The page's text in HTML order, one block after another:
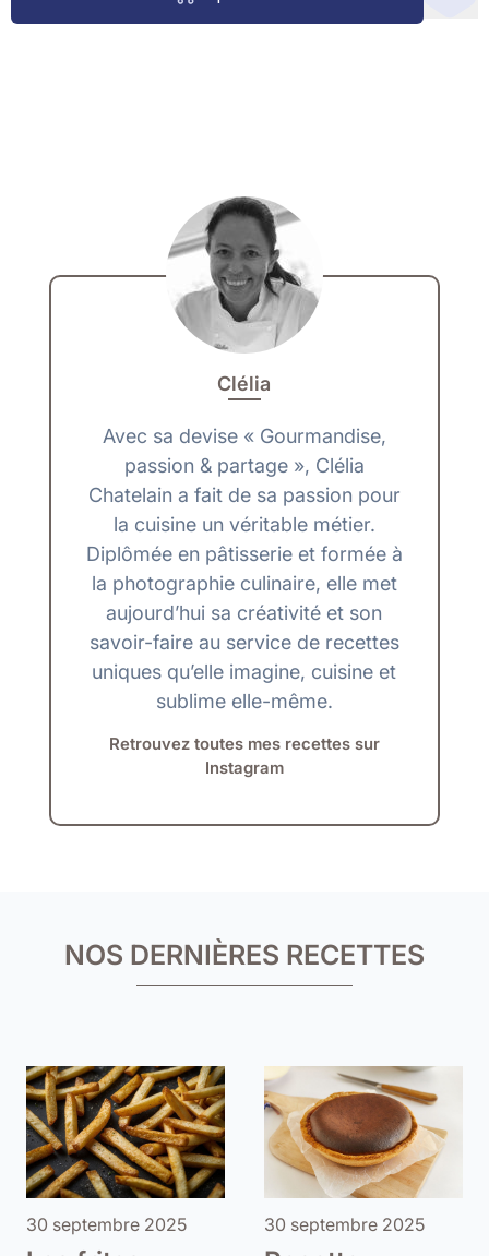
Clélia
Avec sa devise « Gourmandise,
passion & partage », Clélia
Chatelain a fait de sa passion pour
la cuisine un véritable métier.
Diplômée en pâtisserie et formée à
la photographie culinaire, elle met
aujourd’hui sa créativité et son
savoir-faire au service de recettes
uniques qu’elle imagine, cuisine et
sublime elle-même.
Retrouvez toutes mes recettes sur
Instagram
NOS DERNIÈRES RECETTES
30 septembre 2025 30 septembre 2025